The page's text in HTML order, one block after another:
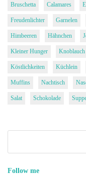
Bruschetta Calamares
Freudenlichter Garnelen
Himbeeren Hähnchen
Kleiner Hunger Knoblauch
Köstlichkeiten Küchlein
Muffins Nachtisch
Salat Schokolade
Follow me